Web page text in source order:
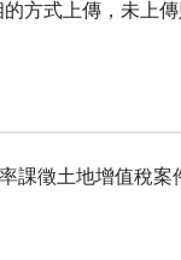
方式上傳，未上傳
課徵土地增值稅